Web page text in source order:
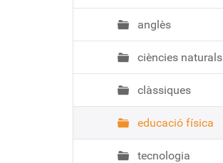
anglès
ciències naturals
clàssiques
educació física
tecnologia